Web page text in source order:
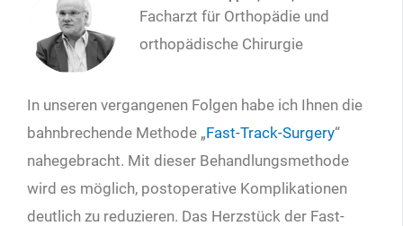
Facharzt für Orthopädie und
orthopädische Chirurgie
In unseren vergangenen Folgen habe ich Ihnen die
bahnbrechende Methode „Fast-Track-Surgery“
nahegebracht. Mit dieser Behandlungsmethode
wird es möglich, postoperative Komplikationen
deutlich zu reduzieren. Das Herzstück der Fast-